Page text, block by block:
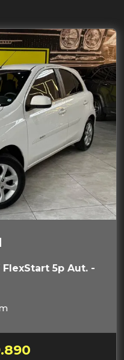
FlexStart 5p Aut. -